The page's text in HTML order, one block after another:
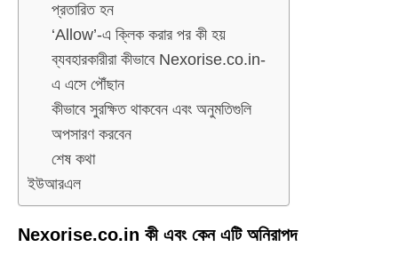
প্রতারিত হন
‘Allow’-এ ক্লিক করার পর কী হয়
ব্যবহারকারীরা কীভাবে Nexorise.co.in-
এ এসে পৌঁছান
কীভাবে সুরক্ষিত থাকবেন এবং অনুমতিগুলি
অপসারণ করবেন
শেষ কথা
ইউআরএল
Nexorise.co.in কী এবং কেন এটি অনিরাপদ